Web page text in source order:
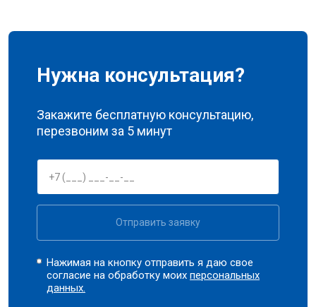
Нужна консультация?
Закажите бесплатную консультацию,
перезвоним за 5 минут
Отправить заявку
Нажимая на кнопку отправить я даю свое
согласие на обработку моихперсональных
данных.